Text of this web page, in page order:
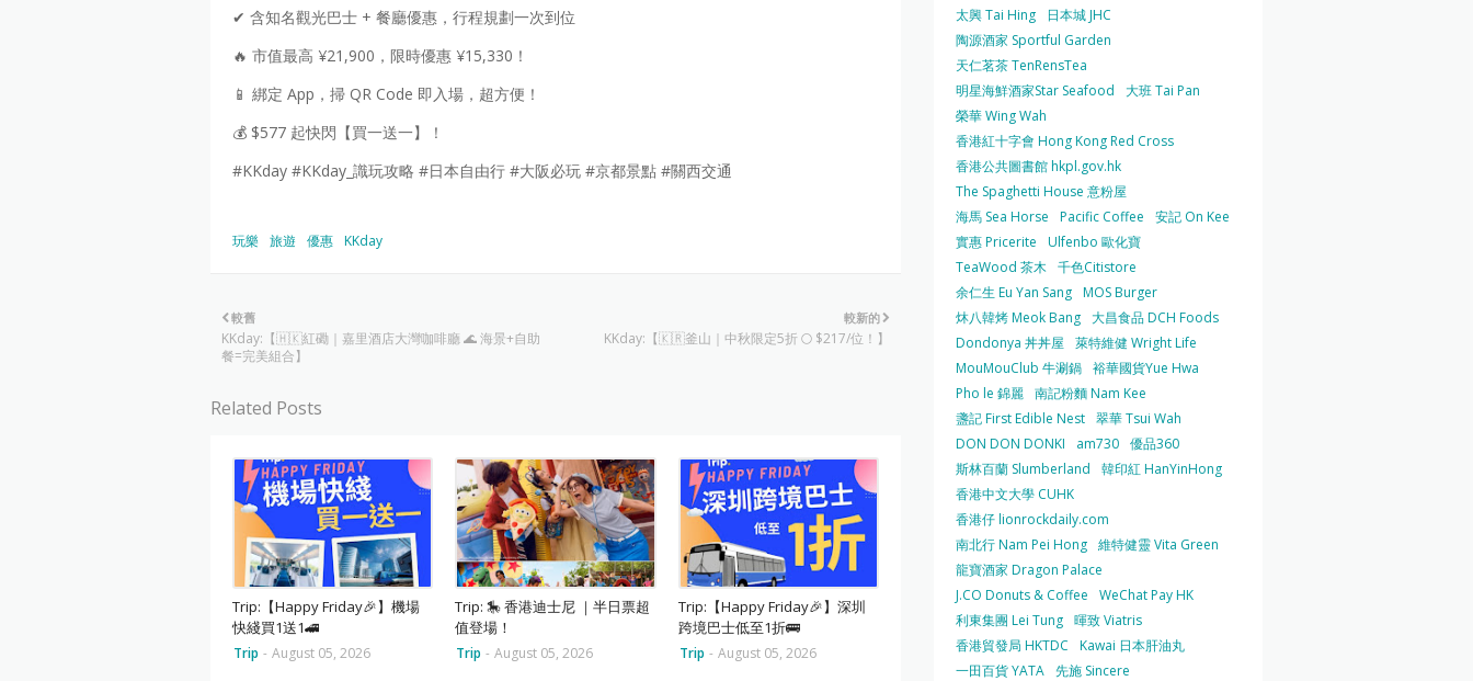
✔ 含知名觀光巴士 + 餐廳優惠，行程規劃一次到位
🔥 市值最高 ¥21,900，限時優惠 ¥15,330！
📱 綁定 App，掃 QR Code 即入場，超方便！
💰 $577 起快閃【買一送一】！
#KKday #KKday_識玩攻略 #日本自由行 #大阪必玩 #京都景點 #關西交通
玩樂 旅遊 優惠 KKday
較新的
KKday:【🇰🇷釜山｜中秋限定5折 🌕 $217/位！】
較舊
KKday:【🇭🇰紅磡｜嘉里酒店大灣咖啡廳 🌊 海景+自助
餐=完美組合】
Related Posts
Trip:【Happy Friday🎉】機場
快綫買1送1🚄
Trip - August 05, 2026
Trip: 🎠 香港迪士尼 ｜半日票超
值登場！
Trip - August 05, 2026
Trip:【Happy Friday🎉】深圳
跨境巴士低至1折🚌
Trip - August 05, 2026
太興 Tai Hing
日本城 JHC
陶源酒家 Sportful Garden
天仁茗茶 TenRensTea
明星海鮮酒家Star Seafood
大班 Tai Pan
榮華 Wing Wah
香港紅十字會 Hong Kong Red Cross
香港公共圖書館 hkpl.gov.hk
The Spaghetti House 意粉屋
海馬 Sea Horse
Pacific Coffee
安記 On Kee
實惠 Pricerite
Ulfenbo 歐化寶
TeaWood 茶木 千色Citistore
余仁生 Eu Yan Sang MOS Burger
炑八韓烤 Meok Bang 大昌食品 DCH Foods
Dondonya 丼丼屋
萊特維健 Wright Life
MouMouClub 牛涮鍋 裕華國貨Yue Hwa
Pho le 錦麗 南記粉麵 Nam Kee
盞記 First Edible Nest 翠華 Tsui Wah
DON DON DONKI
am730 優品360
斯林百蘭 Slumberland
韓印紅 HanYinHong
香港中文大學 CUHK
香港仔 lionrockdaily.com
南北行 Nam Pei Hong 維特健靈 Vita Green
龍寶酒家 Dragon Palace
J.CO Donuts & Coffee
WeChat Pay HK
利東集團 Lei Tung 暉致 Viatris
香港貿發局 HKTDC
Kawai 日本肝油丸
一田百貨 YATA 先施 Sincere